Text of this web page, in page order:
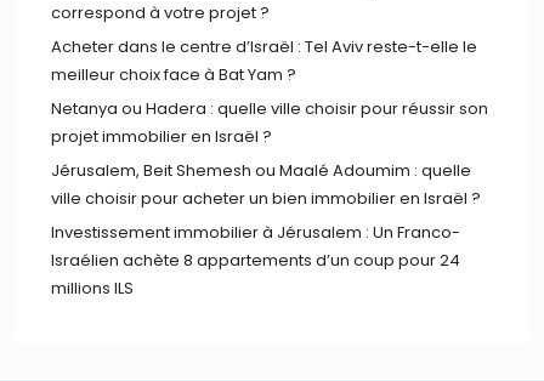
correspond à votre projet ?
Acheter dans le centre d’Israël : Tel Aviv reste-t-elle le
meilleur choix face à Bat Yam ?
Netanya ou Hadera : quelle ville choisir pour réussir son
projet immobilier en Israël ?
Jérusalem, Beit Shemesh ou Maalé Adoumim : quelle
ville choisir pour acheter un bien immobilier en Israël ?
Investissement immobilier à Jérusalem : Un Franco-
Israélien achète 8 appartements d’un coup pour 24
millions ILS